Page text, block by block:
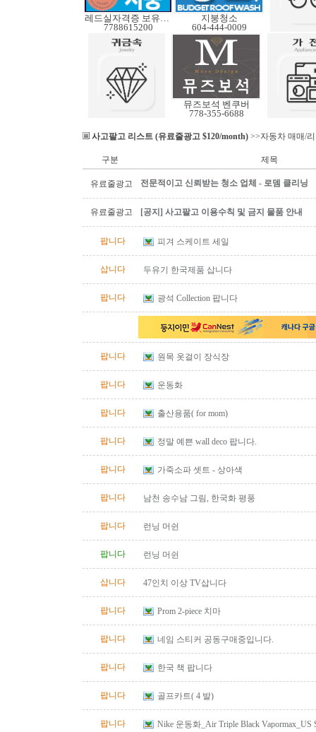
레드실자격증 보유업체
7788615200
지붕청소
604-444-0009
뮤즈보석 벤쿠버
778-355-6688
사고팔고 리스트 (유료줄광고 $120/month) >>자동차 매매/
구분 제목
유료줄광고 전문적이고 신뢰받는 청소 업체 - 로뎀 클리닝
유료줄광고 [공지] 사고팔고 이용수칙 및 금지 물품 안내
팝니다 피겨 스케이트 세일
삽니다 두유기 한국제품 삽니다
팝니다 광석 Collection 팝니다
팝니다 원목 옷걸이 장식장
팝니다 운동화
팝니다 출산용품( for mom)
팝니다 정말 예쁜 wall deco 팝니다.
팝니다 가죽소파 셋트 - 상아색
팝니다 남천 송수남 그림, 한국화 평풍
팝니다 런닝 머쉰
팝니다 런닝 머쉰
삽니다 47인치 이상 TV삽니다
팝니다 Prom 2-piece 치마
팝니다 네임 스티커 공동구매중입니다.
팝니다 한국 책 팝니다
팝니다 골프카트( 4 발)
팝니다 Nike 운동화_Air Triple Black Vapormax_US